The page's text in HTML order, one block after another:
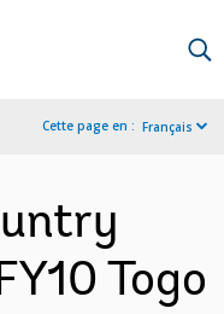
Cette page en : Français
Togo